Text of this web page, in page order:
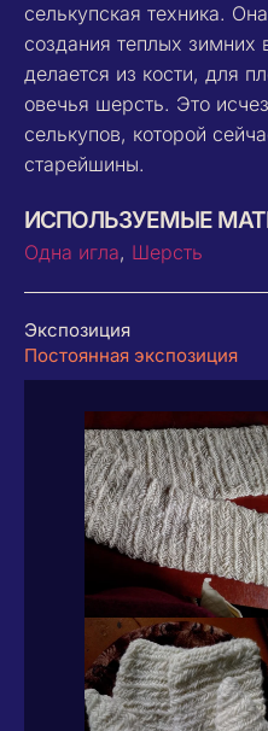
селькупская техника.
создания теплых зимних
делается из кости, для
овечья шерсть. Это
селькупов, которой
старейшины.
ИСПОЛЬЗУЕМЫЕ
Одна игла, Шерсть
Экспозиция
Постоянная экспозиция